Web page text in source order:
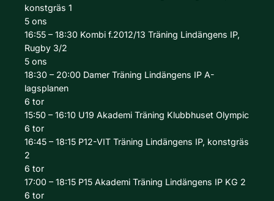
konstgräs 1
5 ons
16:55 – 18:30 Kombi f.2012/13 Träning Lindängens IP,
Rugby 3/2
5 ons
18:30 – 20:00 Damer Träning Lindängens IP A-
lagsplanen
6 tor
15:50 – 16:10 U19 Akademi Träning Klubbhuset Olympic
6 tor
16:45 – 18:15 P12-VIT Träning Lindängens IP, konstgräs
2
6 tor
17:00 – 18:15 P15 Akademi Träning Lindängens IP KG 2
6 tor